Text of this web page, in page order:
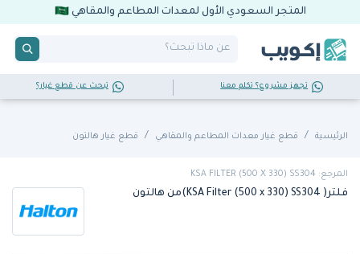
المتجر السعودي الأول لمعدات المطاعم والمقاهي
تجهز مشروع؟ تكلم معنا تبحث عن قطع غيار؟
الرئيسية قطع غيار معدات المطاعم والمقاهي قطع غيار هالتون
المرجع: KSA FILTER (500 X 330) SS304
فلتر( KSA Filter (500 x 330) SS304)من هالتون